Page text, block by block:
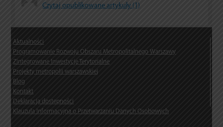
Czytaj opublikowane artykuły (1)
Aktualności
Programowanie Rozwoju Obszaru Metropolitalnego Warszawy
Zintegrowane Inwestycje Terytorialne
Projekty metropolii warszawskiej
Blog
Kontakt
Deklaracja dostępności
Klauzula Informacyjna o Przetwarzaniu Danych Osobowych